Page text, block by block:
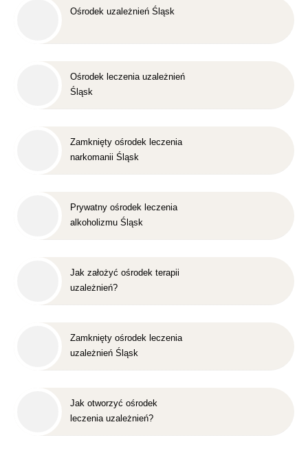
Ośrodek uzależnień Śląsk
Ośrodek leczenia uzależnień
Śląsk
Zamknięty ośrodek leczenia
narkomanii Śląsk
Prywatny ośrodek leczenia
alkoholizmu Śląsk
Jak założyć ośrodek terapii
uzależnień?
Zamknięty ośrodek leczenia
uzależnień Śląsk
Jak otworzyć ośrodek
leczenia uzależnień?